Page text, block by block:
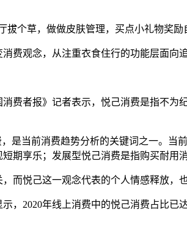
个草，做做皮肤管理，买点小礼物奖
费观念，从注重衣食住行的功能层面向
费者报》记者表示，悦己消费是指不
是当前消费趋势分析的关键词之一。
期享乐；发展型悦己消费是指购买耐用
而悦己这一观念代表的个人情感释放，
，2020年线上消费中的悦己消费占比